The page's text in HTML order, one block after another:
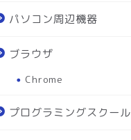
パソコン周辺機器
ブラウザ
Chrome
プログラミングスクール